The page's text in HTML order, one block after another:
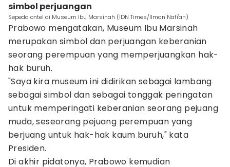
simbol perjuangan
Sepeda ontel di Museum Ibu Marsinah (IDN Times/Ilman Nafi'an)
Prabowo mengatakan, Museum Ibu Marsinah
merupakan simbol dan perjuangan keberanian
seorang perempuan yang memperjuangkan hak-
hak buruh.
"Saya kira museum ini didirikan sebagai lambang
sebagai simbol dan sebagai tonggak peringatan
untuk memperingati keberanian seorang pejuang
muda, seseorang pejuang perempuan yang
berjuang untuk hak-hak kaum buruh," kata
Presiden.
Di akhir pidatonya, Prabowo kemudian